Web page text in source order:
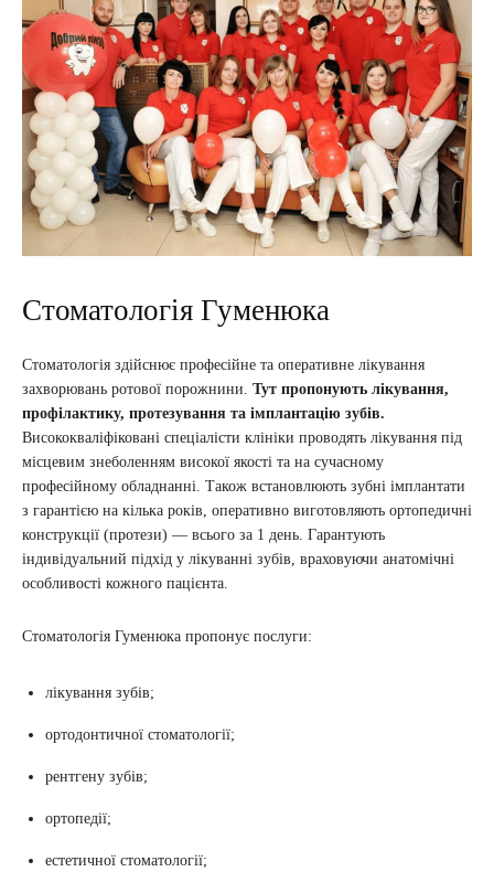
Стоматологія Гуменюка
Стоматологія здійснює професійне та оперативне лікування
захворювань ротової порожнини. Тут пропонують лікування,
профілактику, протезування та імплантацію зубів.
Висококваліфіковані спеціалісти клініки проводять лікування під
місцевим знеболенням високої якості та на сучасному
професійному обладнанні. Також встановлюють зубні імплантати
з гарантією на кілька років, оперативно виготовляють ортопедичні
конструкції (протези) — всього за 1 день. Гарантують
індивідуальний підхід у лікуванні зубів, враховуючи анатомічні
особливості кожного пацієнта.
Стоматологія Гуменюка пропонує послуги:
лікування зубів;
ортодонтичної стоматології;
рентгену зубів;
ортопедії;
естетичної стоматології;